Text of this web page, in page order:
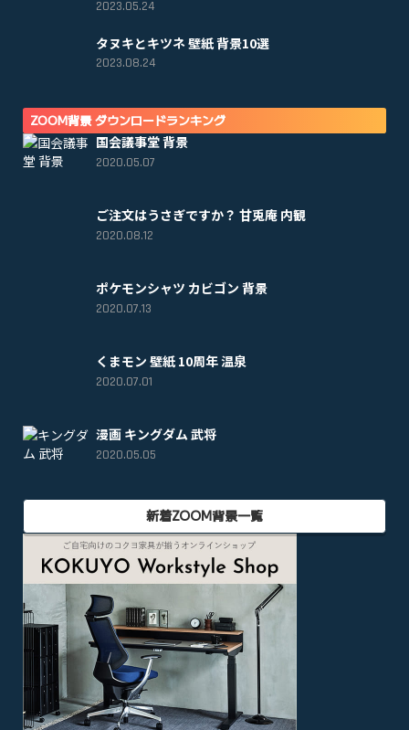
2023.05.24
タヌキとキツネ 壁紙 背景10選
2023.08.24
ZOOM背景 ダウンロードランキング
国会議事堂 背景
2020.05.07
ご注文はうさぎですか？ 甘兎庵 内観
2020.08.12
ポケモンシャツ カビゴン 背景
2020.07.13
くまモン 壁紙 10周年 温泉
2020.07.01
漫画 キングダム 武将
2020.05.05
新着ZOOM背景一覧